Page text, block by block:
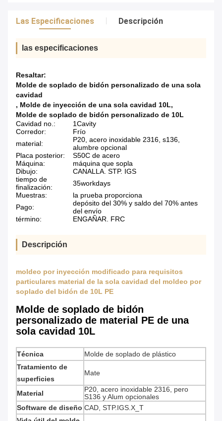
Las Especificaciones Descripción
las especificaciones
Resaltar:
Molde de soplado de bidón personalizado de una sola
cavidad
, Molde de inyección de una sola cavidad 10L,
Molde de soplado de bidón personalizado de 10L
Cavidad no.:
1Cavity
Corredor:
Frío
material:
P20, acero inoxidable 2316, s136,
alumbre opcional
Placa posterior:
S50C de acero
Máquina:
máquina que sopla
Dibujo:
CANALLA. STP. IGS
tiempo de
finalización:
35workdays
Muestras:
la prueba proporciona
Pago:
depósito del 30% y saldo del 70% antes
del envío
término:
ENGAÑAR. FRC
Descripción
moldeo por inyección modificado para requisitos
particulares material de la sola cavidad del moldeo por
soplado del bidón de 10L PE
Molde de soplado de bidón
personalizado de material PE de una
sola cavidad 10L
Técnica
Molde de soplado de plástico
Tratamiento de
superficies
Mate
Material
P20, acero inoxidable 2316, pero
S136 y Alum opcionales
Software de diseño CAD, STP.IGS.X_T